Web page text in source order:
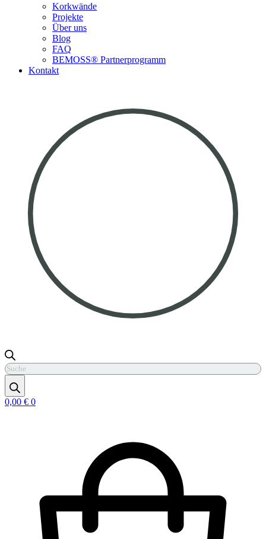
Korkwände
Projekte
Über uns
Blog
FAQ
BEMOSS® Partnerprogramm​
Kontakt
Products
search
0,00 € 0